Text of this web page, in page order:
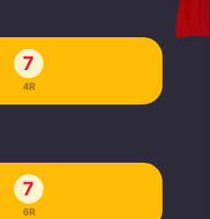
7
4R
7
6R